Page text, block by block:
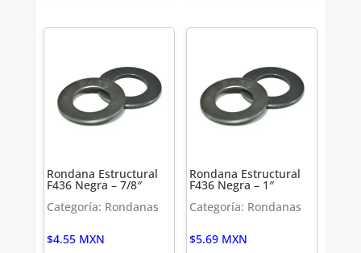
Rondana Estructural
F436 Negra – 7/8″
Categoría: Rondanas
$4.55 MXN
Rondana Estructural
F436 Negra – 1″
Categoría: Rondanas
$5.69 MXN